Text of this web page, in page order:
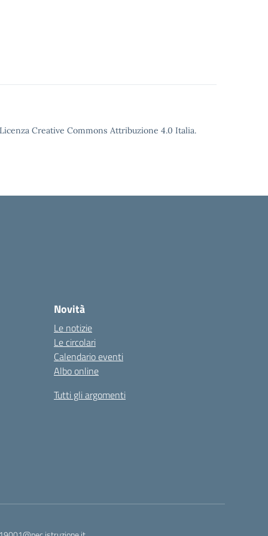
Creative Commons Attribuzione 4.0 Italia.
Novità
Le notizie
Le circolari
Calendario eventi
Albo online
Tutti gli argomenti